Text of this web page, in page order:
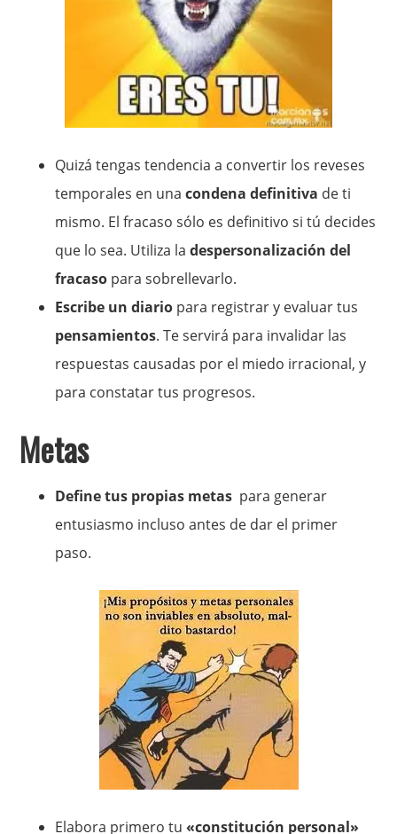
Quizá tengas tendencia a convertir los reveses
temporales en unacondena definitiva de ti
mismo. El fracaso sólo es definitivo si tú decides
que lo sea. Utiliza ladespersonalización del
fracaso para sobrellevarlo.
Escribe un diario para registrar y evaluar tus
pensamientos. Te servirá para invalidar las
respuestas causadas por el miedo irracional, y
para constatar tus progresos.
Metas
Define tus propias metas para generar
entusiasmo incluso antes de dar el primer
paso.
Elabora primero tu«constitución personal»